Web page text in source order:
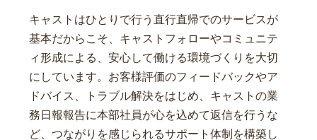
キャストはひとりで行う直行直帰でのサービスが
基本だからこそ、キャストフォローやコミュニテ
ィ形成による、安心して働ける環境づくりを大切
にしています。お客様評価のフィードバックやア
ドバイス、トラブル解決をはじめ、キャストの業
務日報報告に本部社員が心を込めて返信を行うな
ど、つながりを感じられるサポート体制を構築し